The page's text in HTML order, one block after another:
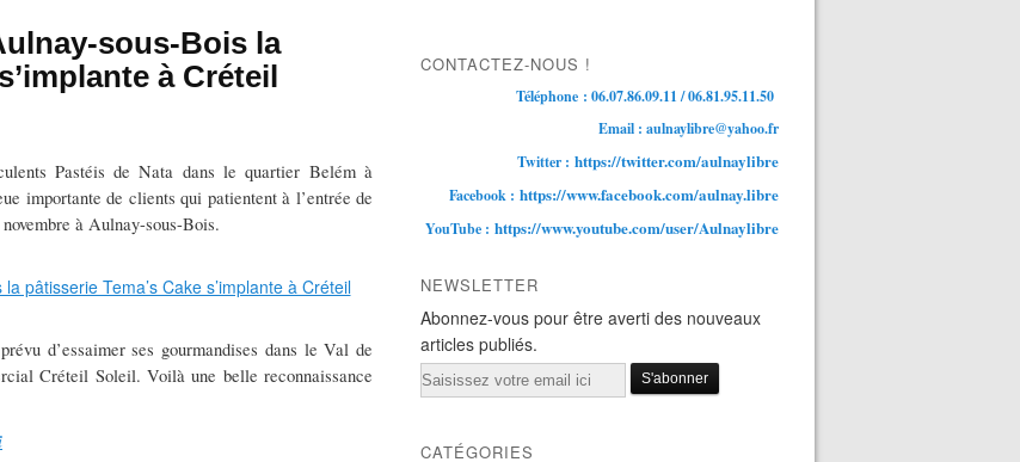
sous-Bois la
à Créteil
Pastéis de Nata dans le quartier Belém à
importante de clients qui patientent à l’entrée de
à Aulnay-sous-Bois.
d’essaimer ses gourmandises dans le Val de
Créteil Soleil. Voilà une belle reconnaissance
CONTACTEZ-NOUS !
Téléphone : 06.07.86.09.11 / 06.81.95.11.50
Email : aulnaylibre@yahoo.fr
Twitter : https://twitter.com/aulnaylibre
Facebook : https://www.facebook.com/aulnay.libre
YouTube : https://www.youtube.com/user/Aulnaylibre
NEWSLETTER
Abonnez-vous pour être averti des nouveaux
articles publiés.
Email
CATÉGORIES